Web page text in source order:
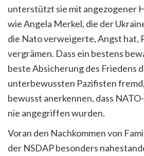
unterstützt sie mit angezogener
wie Angela Merkel, die der
die Nato verweigerte, Angst hat,
vergrämen. Dass ein bestens
beste Absicherung des Friedens
unterbewussten Pazifisten
bewusst anerkennen, dass
nie angegriffen wurden.
Voran den Nachkommen von
der NSDAP besonders